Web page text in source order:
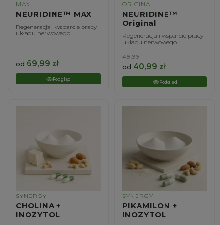
MAX
NEURIDINE™ MAX
Regeneracja i wsparcie pracy
układu nerwowego
od 69,99 zł
Podgląd
ORIGINAL
NEURIDINE™
Original
Regeneracja i wsparcie pracy
układu nerwowego
od 40,99 zł
49,99
Podgląd
SYNERGY
CHOLINA +
INOZYTOL
SYNERGY
PIKAMILON +
INOZYTOL